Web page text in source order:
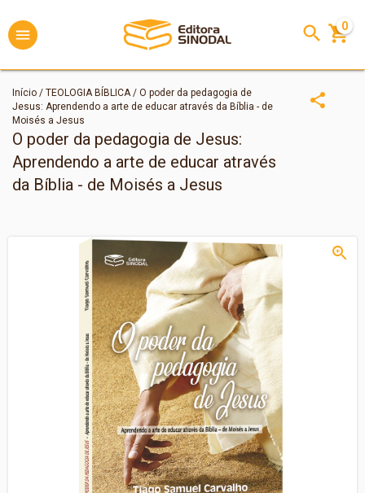
0
Início / TEOLOGIA BÍBLICA / O poder da pedagogia de
Jesus: Aprendendo a arte de educar através da Bíblia - de
Moisés a Jesus
O poder da pedagogia de Jesus:
Aprendendo a arte de educar através
da Bíblia - de Moisés a Jesus